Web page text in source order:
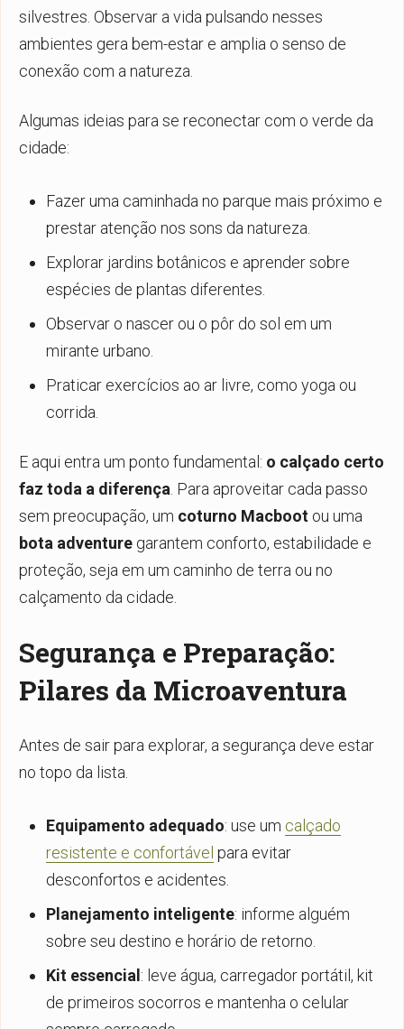
silvestres. Observar a vida pulsando nesses
ambientes gera bem-estar e amplia o senso de
conexão com a natureza.
Algumas ideias para se reconectar com o verde da
cidade:
Fazer uma caminhada no parque mais próximo e
prestar atenção nos sons da natureza.
Explorar jardins botânicos e aprender sobre
espécies de plantas diferentes.
Observar o nascer ou o pôr do sol em um
mirante urbano.
Praticar exercícios ao ar livre, como yoga ou
corrida.
E aqui entra um ponto fundamental: o calçado certo
faz toda a diferença . Para aproveitar cada passo
sem preocupação, um coturno Macboot ou uma
bota adventure garantem conforto, estabilidade e
proteção, seja em um caminho de terra ou no
calçamento da cidade.
Segurança e Preparação:
Pilares da Microaventura
Antes de sair para explorar, a segurança deve estar
no topo da lista.
Equipamento adequado: use um calçado
resistente e confortável para evitar
desconfortos e acidentes.
Planejamento inteligente: informe alguém
sobre seu destino e horário de retorno.
Kit essencial : leve água, carregador portátil, kit
de primeiros socorros e mantenha o celular